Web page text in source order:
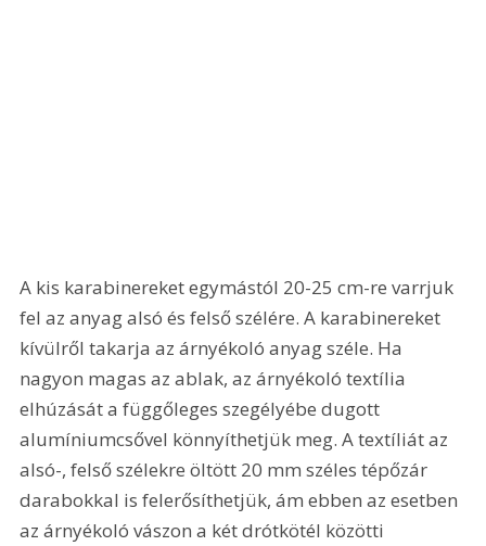
A kis karabinereket egymástól 20-25 cm-re varrjuk
fel az anyag alsó és felső szélére. A karabinereket
kívülről takarja az árnyékoló anyag széle. Ha
nagyon magas az ablak, az árnyékoló textília
elhúzását a függőleges szegélyébe dugott
alumíniumcsővel könnyíthetjük meg. A textíliát az
alsó-, felső szélekre öltött 20 mm széles tépőzár
darabokkal is felerősíthetjük, ám ebben az esetben
az árnyékoló vászon a két drótkötél közötti